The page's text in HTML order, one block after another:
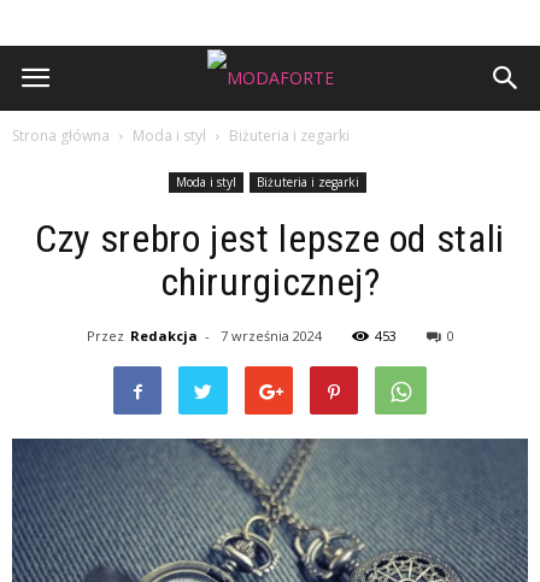
Strona główna Moda i styl Biżuteria i zegarki
Moda i styl Biżuteria i zegarki
Czy srebro jest lepsze od stali
chirurgicznej?
Przez Redakcja - 7 września 2024 453 0